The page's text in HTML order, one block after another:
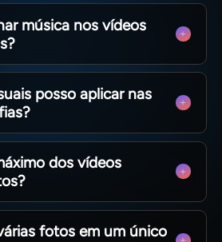
o recurso sem custo;
para saber detalhes de cada
música nos vídeos
inclusas que sincronizam
o ritmo do seu vídeo
posso aplicar nas
cinema, desenho plano,
Pixar e quadrinhos para
clipes.
dos vídeos
ou 15 segundos; projetos
minutos para montagens
fotos em um único